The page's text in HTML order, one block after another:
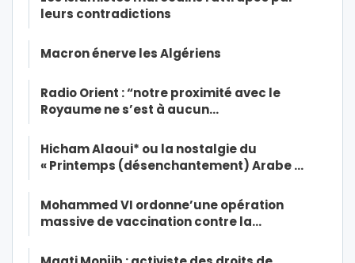
leurs contradictions
Macron énerve les Algériens
Radio Orient : “notre proximité avec le
Royaume ne s’est à aucun…
Hicham Alaoui* ou la nostalgie du
« Printemps (désenchantement) Arabe …
Mohammed VI ordonne’une opération
massive de vaccination contre la…